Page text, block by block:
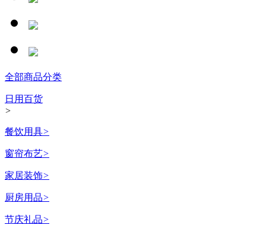
全部商品分类
日用百货
>
餐饮用具>
窗帘布艺>
家居装饰>
厨房用品>
节庆礼品>